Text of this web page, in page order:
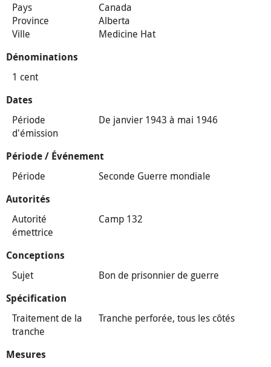
Pays
Canada
Province
Alberta
Ville
Medicine Hat
Dénominations
1 cent
Dates
Période
d'émission
De janvier 1943 à mai 1946
Période / Événement
Période Seconde Guerre mondiale
Autorités
Autorité
émettrice
Camp 132
Conceptions
Sujet Bon de prisonnier de guerre
Spécification
Traitement de la
tranche
Tranche perforée, tous les côtés
Mesures